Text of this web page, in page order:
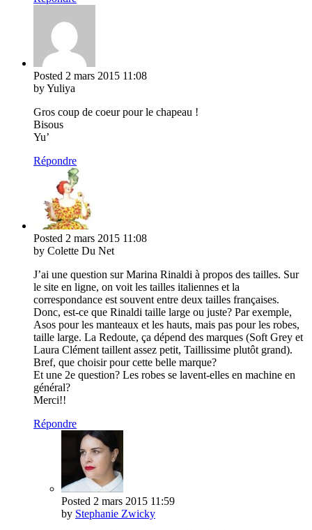
Posted 2 mars 2015 11:08
by Yuliya
Gros coup de coeur pour le chapeau !
Bisous
Yu’
Répondre
Posted 2 mars 2015 11:08
by Colette Du Net
J’ai une question sur Marina Rinaldi à propos des tailles. Sur
le site en ligne, on voit les tailles italiennes et la
correspondance est souvent entre deux tailles françaises.
Donc, est-ce que Rinaldi taille large ou juste? Par exemple,
Asos pour les manteaux et les hauts, mais pas pour les robes,
taille large. La Redoute, ça dépend des marques (Soft Grey et
Laura Clément taillent assez petit, Taillissime plutôt grand).
Bref, que choisir pour cette belle marque?
Et une 2e question? Les robes se lavent-elles en machine en
général?
Merci!!
Répondre
Posted 2 mars 2015 11:59
by Stephanie Zwicky